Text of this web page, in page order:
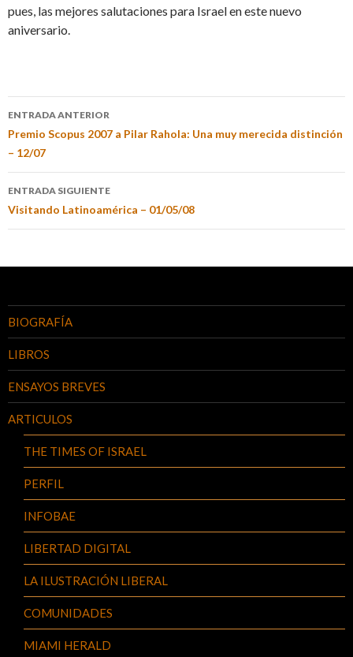
pues, las mejores salutaciones para Israel en este nuevo
aniversario.
ENTRADA ANTERIOR
Premio Scopus 2007 a Pilar Rahola: Una muy merecida distinción
– 12/07
ENTRADA SIGUIENTE
Visitando Latinoamérica – 01/05/08
BIOGRAFÍA
LIBROS
ENSAYOS BREVES
ARTICULOS
THE TIMES OF ISRAEL
PERFIL
INFOBAE
LIBERTAD DIGITAL
LA ILUSTRACIÓN LIBERAL
COMUNIDADES
MIAMI HERALD